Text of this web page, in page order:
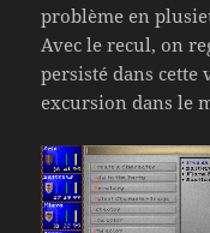
problème en
Avec le recul, on
persisté dans cette
excursion dans le